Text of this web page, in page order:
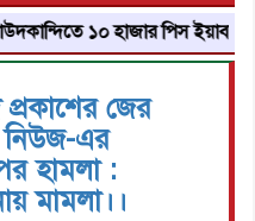
১০ হাজার পিস ইয়াবা
জের
নিউজ-এর
হামলা :
মামলা।।